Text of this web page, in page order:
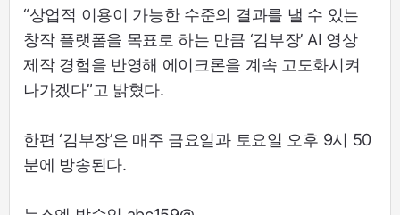
“상업적 이용이 가능한 수준의 결과를 낼 수 있는
창작 플랫폼을 목표로 하는 만큼 ‘김부장’ AI 영상
제작 경험을 반영해 에이크론을 계속 고도화시켜
나가겠다”고 밝혔다.
한편 ‘김부장’은 매주 금요일과 토요일 오후 9시 50
분에 방송된다.